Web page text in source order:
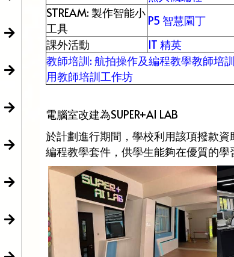
STREAM: 製作智能小
工具
P5 智慧園丁
課外活動
IT 精英
教師培訓: 航拍操作及編程教學教師培
用教師培訓工作坊
電腦室改建為SUPER+AI LAB
於計劃進行期間，學校利用該項撥款資
編程教學套件，供學生能夠在優質的學